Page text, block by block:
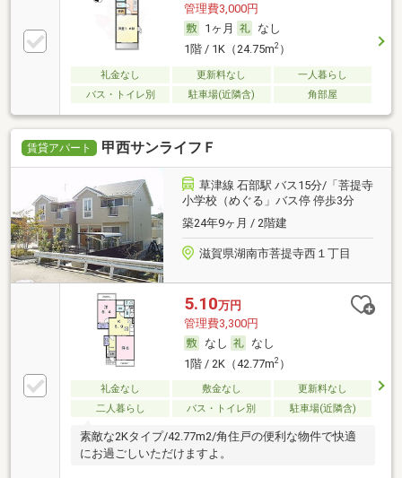
管理費3,000円
1ヶ月
なし
1階 / 1K（24.75m2）
礼金なし 更新料なし
一人暮らし
バス・トイレ別
駐車場(近隣含) 角部屋
賃貸アパート 甲西サンライフＦ
草津線 石部駅 バス15分/「菩提寺
小学校（めぐる」バス停 停歩3分
築24年9ヶ月 / 2階建
滋賀県湖南市菩提寺西１丁目
5.10万円
管理費3,300円
なし
なし
1階 / 2K（42.77m2）
礼金なし 敷金なし
更新料なし
二人暮らし
バス・トイレ別 駐車場(近隣含)
素敵な2Kタイプ/42.77m2/角住戸の便利な物件で快適
にお過ごしいただけますよ。